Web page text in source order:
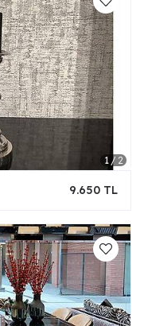
9.650 TL